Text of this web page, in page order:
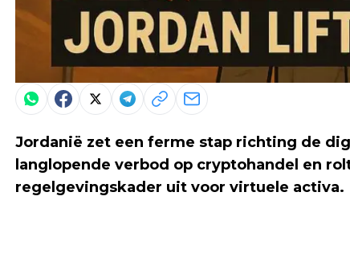
Jordanië zet een ferme stap richting de
langlopende verbod op cryptohandel en
regelgevingskader uit voor virtuele activa.